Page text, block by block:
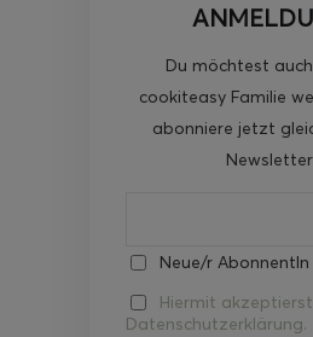
Du möchtest
cookiteasy Familie
abonniere jetzt
Neue/r AbonnentIn
Hiermit
Datenschutzerklärung.